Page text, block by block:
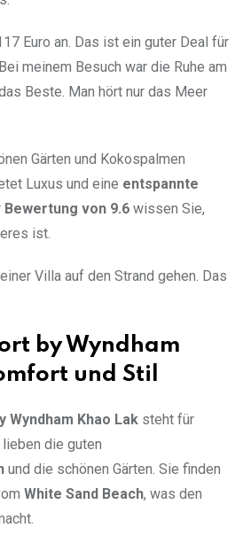
Euro an. Das ist ein guter Deal für
. Bei meinem Besuch war die Ruhe am
Beste. Man hört nur das Meer
Gärten und Kokospalmen
Luxus und eine entspannte
Bewertung von 9.6 wissen Sie,
ist.
Villa auf den Strand gehen. Das
by Wyndham
und Stil
Wyndham Khao Lak steht für
die guten
und die schönen Gärten. Sie finden
White Sand Beach, was den